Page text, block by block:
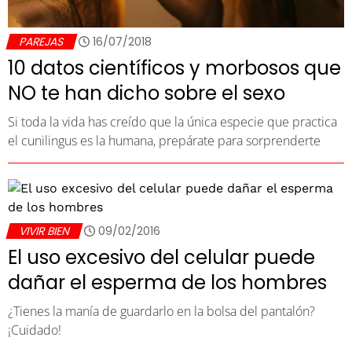
PAREJAS 16/07/2018
10 datos científicos y morbosos que
NO te han dicho sobre el sexo
Si toda la vida has creído que la única especie que practica
el cunilingus es la humana, prepárate para sorprenderte
VIVIR BIEN 09/02/2016
El uso excesivo del celular puede
dañar el esperma de los hombres
¿Tienes la manía de guardarlo en la bolsa del pantalón?
¡Cuidado!